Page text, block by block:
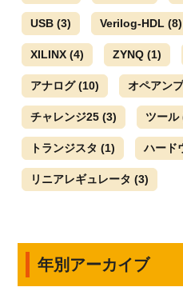
USB (3) Verilog-HDL (8)
XILINX (4) ZYNQ (1)
アナログ(10) オペアン
チャレンジ25 (3) ツール
トランジスタ (1) ハード
リニアレギュレータ (3)
年別アーカイブ